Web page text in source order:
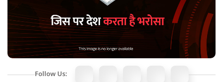
Follow Us: